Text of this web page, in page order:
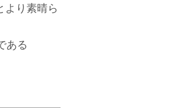
より素晴ら
ある